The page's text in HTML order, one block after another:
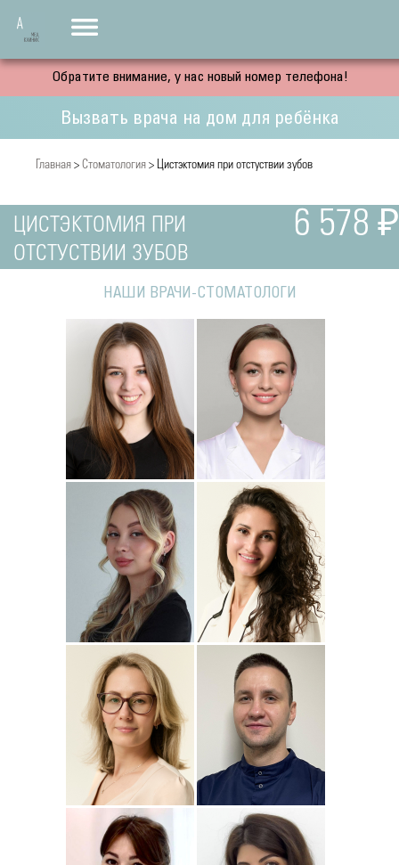
Обратите внимание, у нас новый номер телефона!
Вызвать врача на дом для ребёнка
Главная > Стоматология > Цистэктомия при отстуствии зубов
6 578 ₽
ЦИСТЭКТОМИЯ ПРИ
ОТСТУСТВИИ ЗУБОВ
НАШИ ВРАЧИ-СТОМАТОЛОГИ
Подробнее
Джумаева
Амина
Стоматолог-ортопед
Подробнее
о Наталья
Стоматолог-терапевт
Подробнеео Полина
Соколовская
Стоматолог-терапевт
Подробнее о
Прохорова
Анастасия
Стоматолог-терапевт
Подробнеео
Сейфетдинова
Юлия
Стоматолог-ортодонт
Подробнеео
Симонов
Стоматолог детский